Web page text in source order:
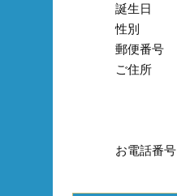
誕生日
性別
郵便番号
ご住所
お電話番号